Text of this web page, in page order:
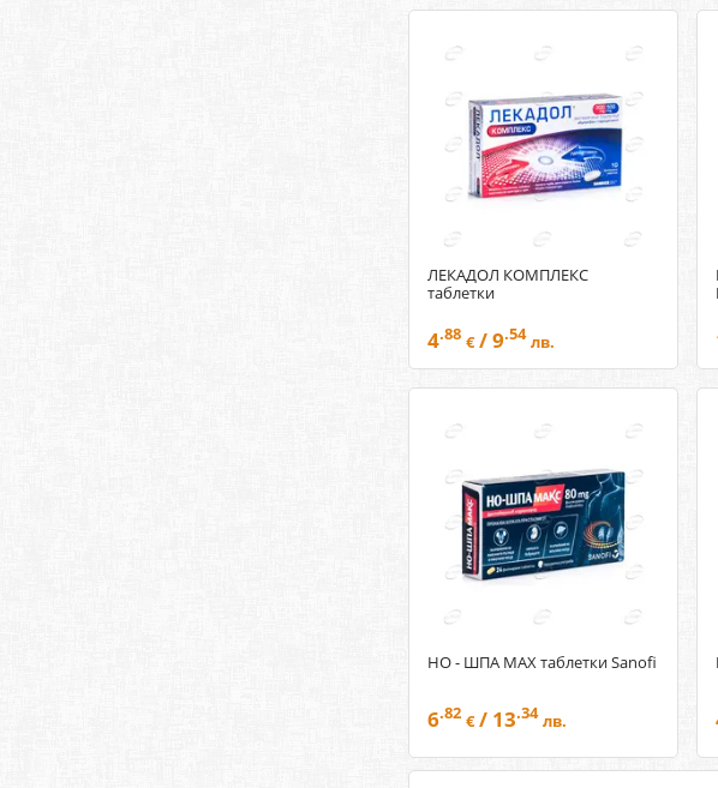
ЛЕКАДОЛ КОМПЛЕКС
таблетки
4.88 €/ 9.54 лв.
НО - ШПА MAX таблетки Sanofi
6.82 €/ 13.34 лв.